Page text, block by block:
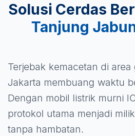
Solusi Cerdas
Tanjung
Terjebak kemacetan di
Jakarta membuang waktu
Dengan mobil listrik murni
protokol utama menjadi
tanpa hambatan.